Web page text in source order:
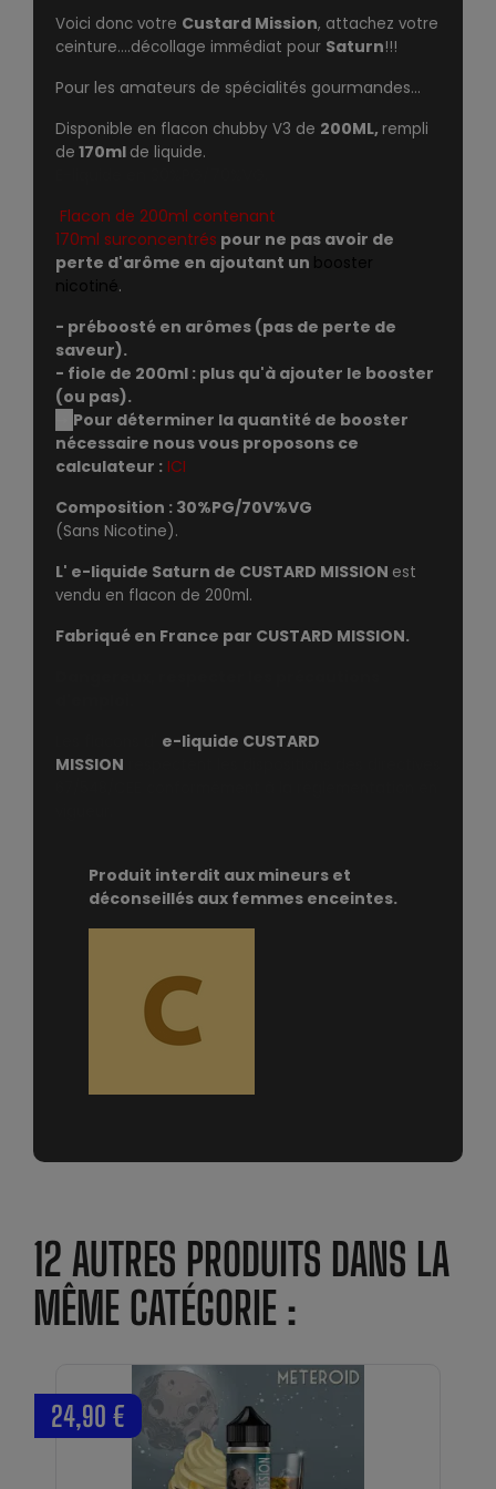
Voici donc votre Custard Mission, attachez votre
ceinture....décollage immédiat pour Saturn!!!
Pour les amateurs de spécialités gourmandes...
Disponible en flacon chubby V3 de 200ML, rempli
de 170ml de liquide.
Flacon de 200ml contenant
170ml surconcentrés pour ne pas avoir de
perte d'arôme en ajoutant un booster
nicotiné.
- préboosté en arômes (pas de perte de
saveur).
- fiole de 200ml : plus qu'à ajouter le booster
(ou pas).
Pour déterminer la quantité de booster
nécessaire nous vous proposons ce
calculateur : ICI
Composition : 30%PG/70V%VG
(Sans Nicotine).
L' e-liquide Saturn de CUSTARD MISSION est
vendu en flacon de 200ml.
Fabriqué en France par CUSTARD MISSION.
e-liquide CUSTARD
MISSION
Produit interdit aux mineurs et
déconseillés aux femmes enceintes.
12 AUTRES PRODUITS DANS LA
MÊME CATÉGORIE :
24,90 €